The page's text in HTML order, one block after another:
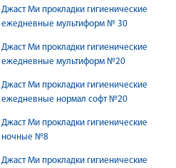
Джаст Ми прокладки гигиенические
ежедневные мультиформ № 30
Джаст Ми прокладки гигиенические
ежедневные мультиформ №20
Джаст Ми прокладки гигиенические
ежедневные нормал софт №20
Джаст Ми прокладки гигиенические
ночные №8
Джаст Ми прокладки гигиенические